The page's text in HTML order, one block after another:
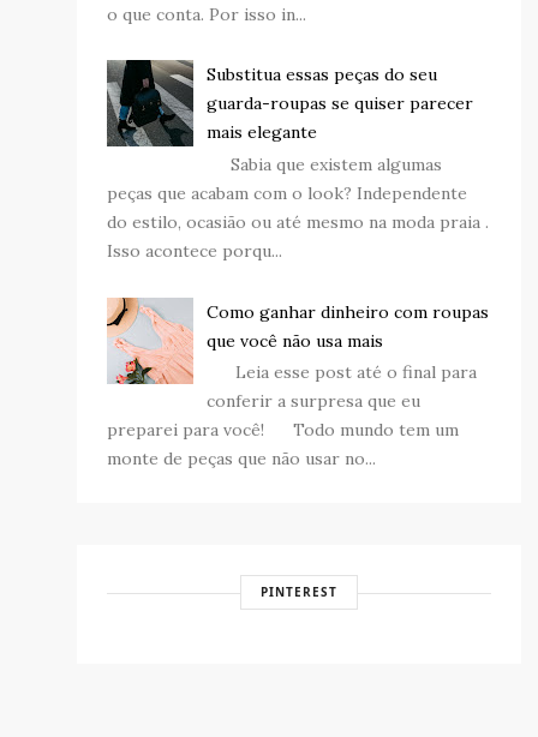
o que conta. Por isso in...
Substitua essas peças do seu
guarda-roupas se quiser parecer
mais elegante
Sabia que existem algumas
peças que acabam com o look? Independente
do estilo, ocasião ou até mesmo na moda praia .
Isso acontece porqu...
Como ganhar dinheiro com roupas
que você não usa mais
Leia esse post até o final para
conferir a surpresa que eu
preparei para você! Todo mundo tem um
monte de peças que não usar no...
PINTEREST